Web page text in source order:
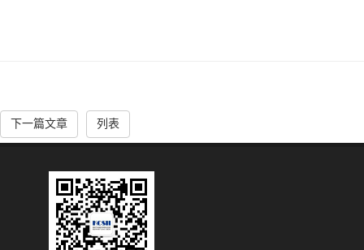
下一篇文章 列表